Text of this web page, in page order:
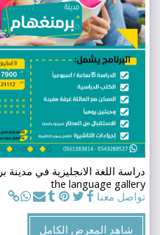
دراسة اللغة الانجليزية في مدينة
the language gallery
تواصل معنا
شاهد المعرض الكامل